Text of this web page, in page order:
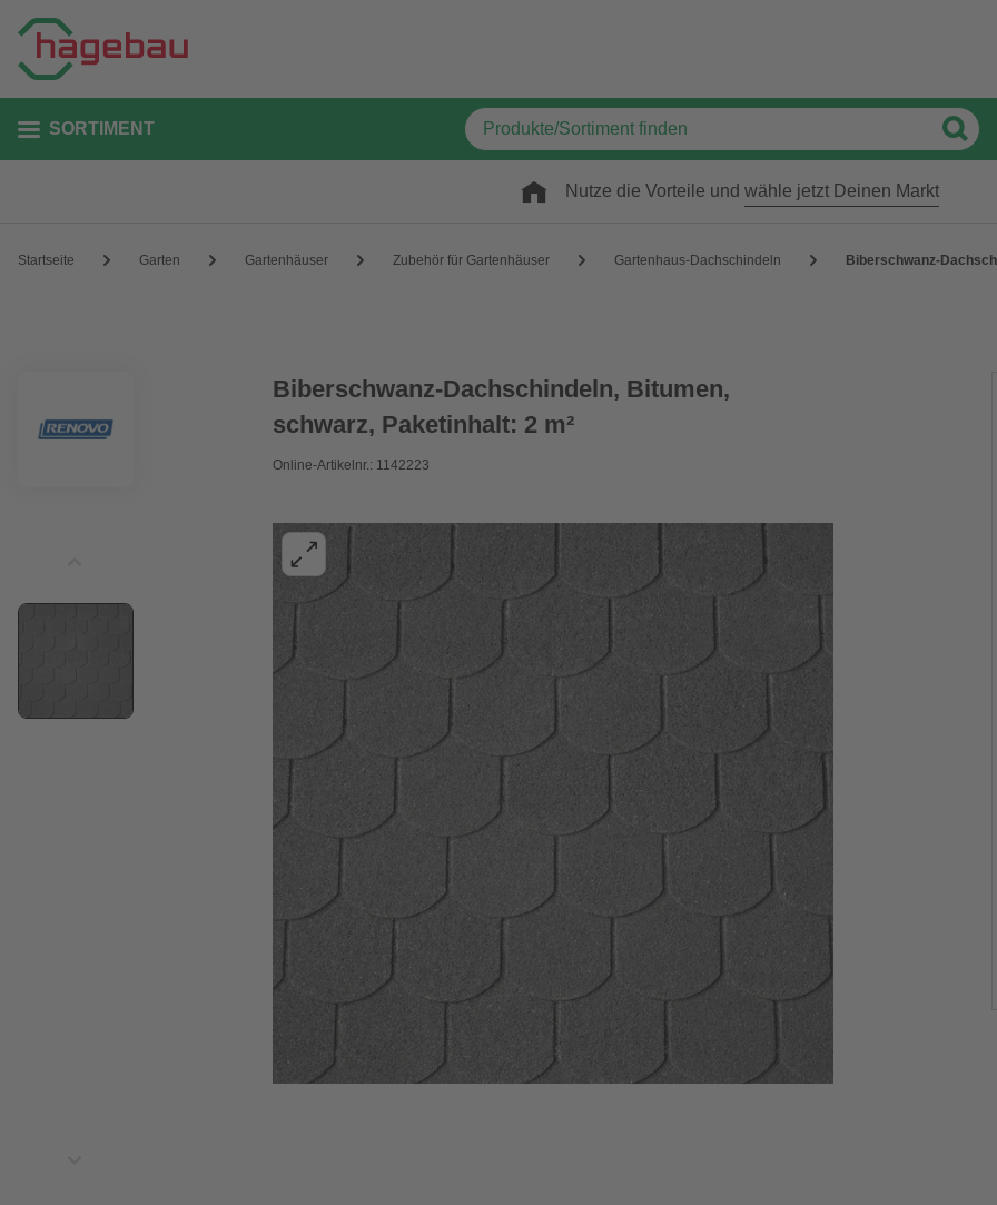
SORTIMENT
Nutze die Vorteile und wähle jetzt Deinen Markt
Startseite Garten Gartenhäuser Zubehör für Gartenhäuser Gartenhaus-Dachschindeln Biberschwanz-
Biberschwanz-Dachschindeln, Bitumen,
schwarz, Paketinhalt: 2 m²
Online-Artikelnr.: 1142223